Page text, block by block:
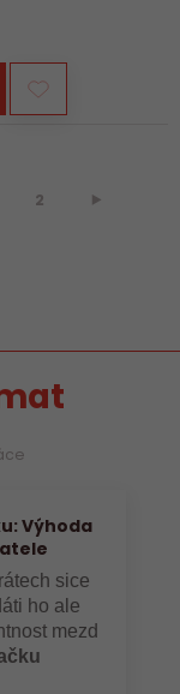
2 ⯈
Výhoda
sice
ho ale
mezd